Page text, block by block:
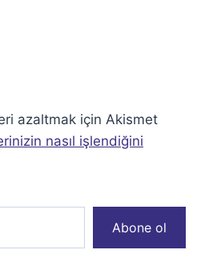
azaltmak için Akismet
nasıl işlendiğini
Abone ol